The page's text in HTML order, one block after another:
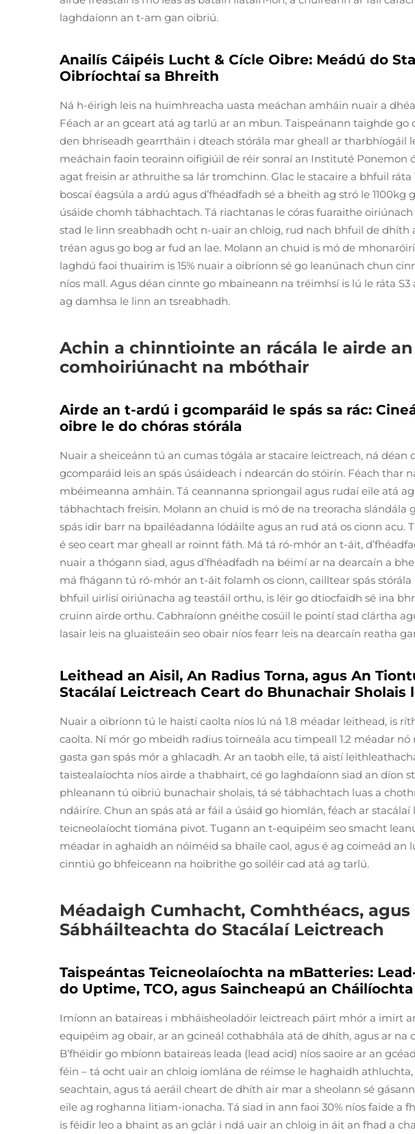
laghdaíonn an t-am gan oibriú.
Anailís Cáipéis Lucht & Cícle Oibre: Meádú do
Oibríochtaí sa Bhreith
Ná h-éirigh leis na huimhreacha uasta meáchan amháin nuair a
Féach ar an gceart atá ag tarlú ar an mbun. Taispeánann taighde
den bhriseadh gearrtháin i dteach stórála mar gheall ar tharbhíogáil
meáchain faoin teorainn oifigiúil de réir sonraí an Instituté Ponemon
agat freisin ar athruithe sa lár tromchinn. Glac le stacaire a bhfuil ráta
boscaí éagsúla a ardú agus d’fhéadfadh sé a bheith ag stró le 1100kg
úsáide chomh tábhachtach. Tá riachtanas le córas fuaraithe
stad le linn sreabhadh ocht n-uair an chloig, rud nach bhfuil de dhíth
tréan agus go bog ar fud an lae. Molann an chuid is mó de
laghdú faoi thuairim is 15% nuair a oibríonn sé go leanúnach chun
níos mall. Agus déan cinnte go mbaineann na tréimhsí is lú le ráta
ag damhsa le linn an tsreabhadh.
Achin a chinntiointe an rácála le airde
comhoiriúnacht na mbóthair
Airde an t-ardú i gcomparáid le spás sa rác:
oibre le do chóras stórála
Nuair a sheiceánn tú an cumas tógála ar stacaire leictreach, ná déan
gcomparáid leis an spás úsáideach i ndearcán do stóirín. Féach thar
mbéimeanna amháin. Tá ceannanna spriongail agus rudaí eile atá
tábhachtach freisin. Molann an chuid is mó de na treoracha slándála
spás idir barr na bpailéadanna lódáilte agus an rud atá os cionn acu.
é seo ceart mar gheall ar roinnt fáth. Má tá ró-mhór an t-áit,
nuair a thógann siad, agus d’fhéadfadh na béimí ar na dearcaín a
má fhágann tú ró-mhór an t-áit folamh os cionn, cailltear spás
bhfuil uirlisí oiriúnacha ag teastáil orthu, is léir go dtiocfaidh sé ina
cruinn airde orthu. Cabhraíonn gnéithe cosúil le pointí stad clártha
lasair leis na gluaisteáin seo obair níos fearr leis na dearcaín reatha
Leithead an Aisil, An Radius Torna, agus An
Stacálaí Leictreach Ceart do Bhunachair Sholais
Nuair a oibríonn tú le haistí caolta níos lú ná 1.8 méadar leithead, is
caolta. Ní mór go mbeidh radius toirneála acu timpeall 1.2 méadar
gasta gan spás mór a ghlacadh. Ar an taobh eile, tá aistí
taistealaíochta níos airde a thabhairt, cé go laghdaíonn siad an díon
phleanann tú oibriú bunachair sholais, tá sé tábhachtach luas a
ndáiríre. Chun an spás atá ar fáil a úsáid go hiomlán, féach ar
teicneolaíocht tiomána pivot. Tugann an t-equipéim seo smacht
méadar in aghaidh an nóiméid sa bhaile caol, agus é ag coimeád an
cinntiú go bhfeiceann na hoibrithe go soiléir cad atá ag tarlú.
Méadaigh Cumhacht, Comhthéacs,
Sábháilteachta do Stacálaí Leictreach
Taispeántas Teicneolaíochta na mBatteries:
do Uptime, TCO, agus Saincheapú an
Imíonn an bataireas i mbháisheoladóir leictreach páirt mhór a imirt
equipéim ag obair, ar an gcineál cothabhála atá de dhíth, agus ar na
B’fhéidir go mbíonn bataireas leada (lead acid) níos saoire ar an
féin – tá ocht uair an chloig iomlána de réimse le haghaidh athluchta,
seachtain, agus tá aeráil cheart de dhíth air mar a sheolann sé
eile ag roghanna litiam-ionacha. Tá siad in ann faoi 30% níos faide a
is féidir leo a bhaint as an gclár i ndá uair an chloig in áit an fhad a